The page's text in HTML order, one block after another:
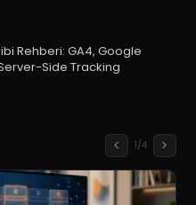
Rehberi: GA4, Google
Side Tracking
1/4